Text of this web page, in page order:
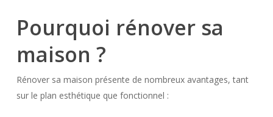
Pourquoi rénover sa
maison ?
Rénover sa maison présente de nombreux avantages, tant
sur le plan esthétique que fonctionnel :